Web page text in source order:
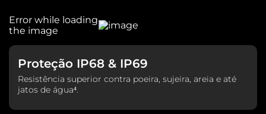
5000 mAh
Tipo de carregador:
TurboPower™ 68 W
Sensores
Proteção IP68 & IP69
Resistência superior contra poeira, sujeira, areia e até
jatos de água⁴.